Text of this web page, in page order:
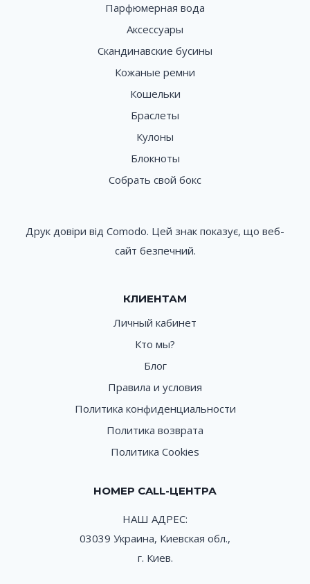
Парфюмерная вода
Аксессуары
Скандинавские бусины
Кожаные ремни
Кошельки
Браслеты
Кулоны
Блокноты
Собрать свой бокс
Друк довіри від Comodo. Цей знак показує, що веб-
сайт безпечний.
КЛИЕНТАМ
Личный кабинет
Кто мы?
Блог
Правила и условия
Политика конфиденциальности
Политика возврата
Политика Cookies
НОМЕР CALL-ЦЕНТРА
НАШ АДРЕС:
03039 Украина, Киевская обл.,
г. Киев.